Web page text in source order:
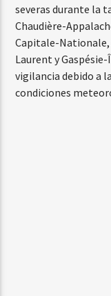
severas durante la
Chaudière-
Capitale-Nationale,
Laurent y
vigilancia debido a
condiciones